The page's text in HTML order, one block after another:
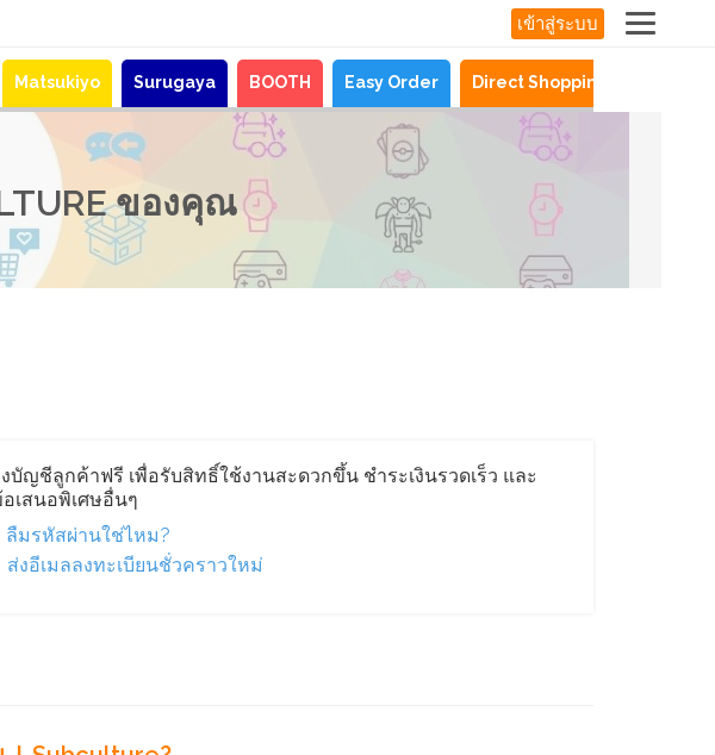
เข้าสู่ระบบ
Matsukiyo Surugaya BOOTH Easy Order Direct Shopping
ของคุณ
บัญชีลูกค้าฟรี เพื่อรับสิทธิ์ใช้งานสะดวกขึ้น ชำระเงินรวดเร็ว และ
เสนอพิเศษอื่นๆ
ลืมรหัสผ่านใช่ไหม?
ส่งอีเมลลงทะเบียนชั่วคราวใหม่